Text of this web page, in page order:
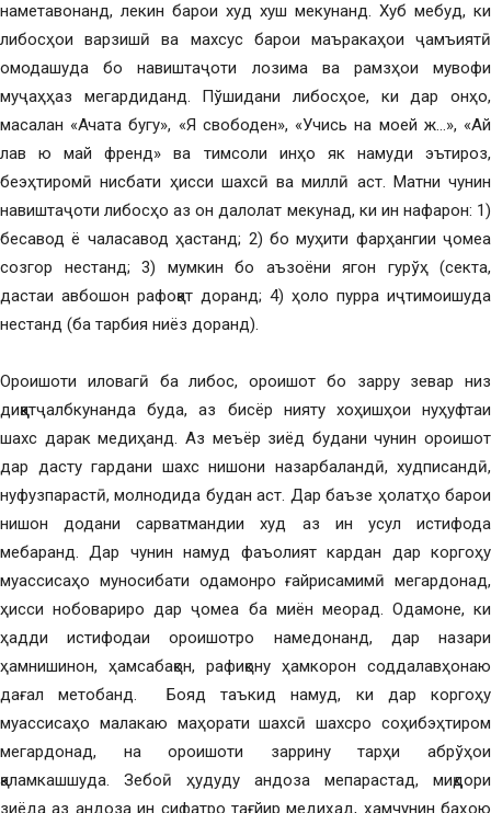
наметавонанд, лекин барои худ хуш мекунанд. Хуб мебуд, ки
либосҳои варзишӣ ва махсус барои маъракаҳои ҷамъиятӣ
омодашуда бо навиштаҷоти лозима ва рамзҳои мувофиқ
муҷаҳҳаз мегардиданд. Пўшидани либосҳое, ки дар онҳо,
масалан «Ачата бугу», «Я свободен», «Учись на моей ж…», «Ай
лав ю май френд» ва тимсоли инҳо як намуди эътироз,
беэҳтиромӣ нисбати ҳисси шахсӣ ва миллӣ аст. Матни чунин
навиштаҷоти либосҳо аз он далолат мекунад, ки ин нафарон: 1)
бесавод ё чаласавод ҳастанд; 2) бо муҳити фарҳангии ҷомеа
созгор нестанд; 3) мумкин бо аъзоёни ягон гурўҳ (секта,
дастаи авбошон рафоқат доранд; 4) ҳоло пурра иҷтимоишуда
нестанд (ба тарбия ниёз доранд).
Ороишоти иловагӣ ба либос, ороишот бо зарру зевар низ
диққатҷалбкунанда буда, аз бисёр нияту хоҳишҳои нуҳуфтаи
шахс дарак медиҳанд. Аз меъёр зиёд будани чунин ороишот
дар дасту гардани шахс нишони назарбаландӣ, худписандӣ,
нуфузпарастӣ, молнодида будан аст. Дар баъзе ҳолатҳо барои
нишон додани сарватмандии худ аз ин усул истифода
мебаранд. Дар чунин намуд фаъолият кардан дар коргоҳу
муассисаҳо муносибати одамонро ғайрисамимӣ мегардонад,
ҳисси нобовариро дар ҷомеа ба миён меорад. Одамоне, ки
ҳадди истифодаи ороишотро намедонанд, дар назари
ҳамнишинон, ҳамсабақон, рафиқону ҳамкорон соддалавҳонаю
дағал метобанд. Бояд таъкид намуд, ки дар коргоҳу
муассисаҳо малакаю маҳорати шахсӣ шахсро соҳибэҳтиром
мегардонад, на ороишоти заррину тарҳи абрўҳои
қаламкашшуда. Зебоӣ ҳудуду андоза мепарастад, миқдори
зиёда аз андоза ин сифатро тағйир медиҳад, ҳамчунин баҳою